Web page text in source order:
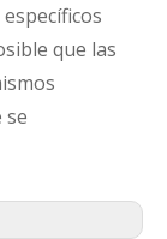
que las
se